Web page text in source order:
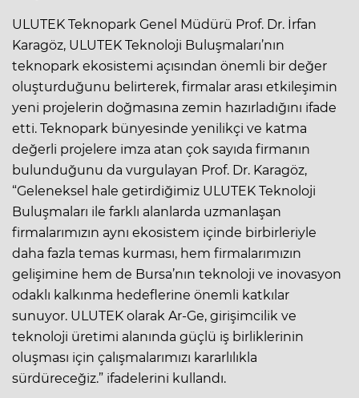
ULUTEK Teknopark Genel Müdürü Prof. Dr. İrfan
Karagöz, ULUTEK Teknoloji Buluşmaları’nın
teknopark ekosistemi açısından önemli bir değer
oluşturduğunu belirterek, firmalar arası etkileşimin
yeni projelerin doğmasına zemin hazırladığını ifade
etti. Teknopark bünyesinde yenilikçi ve katma
değerli projelere imza atan çok sayıda firmanın
bulunduğunu da vurgulayan Prof. Dr. Karagöz,
“Geleneksel hale getirdiğimiz ULUTEK Teknoloji
Buluşmaları ile farklı alanlarda uzmanlaşan
firmalarımızın aynı ekosistem içinde birbirleriyle
daha fazla temas kurması, hem firmalarımızın
gelişimine hem de Bursa’nın teknoloji ve inovasyon
odaklı kalkınma hedeflerine önemli katkılar
sunuyor. ULUTEK olarak Ar-Ge, girişimcilik ve
teknoloji üretimi alanında güçlü iş birliklerinin
oluşması için çalışmalarımızı kararlılıkla
sürdüreceğiz.” ifadelerini kullandı.